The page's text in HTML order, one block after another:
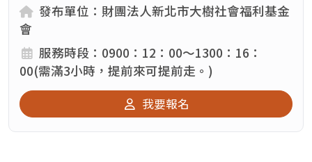
發布單位：
發布單位：財團法人新北市大樹社會福利基金
會
服務時段：
服務時段：0900：12：00～1300：16：
00(需滿3小時，提前來可提前走。)
我要報名